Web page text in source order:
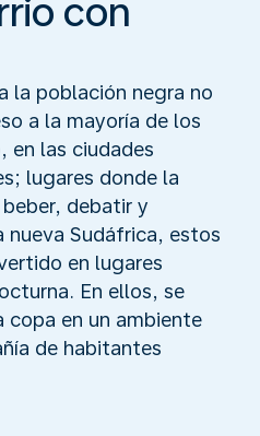
con
la población negra no
a la mayoría de los
en las ciudades
lugares donde la
debatir y
nueva Sudáfrica, estos
en lugares
En ellos, se
copa en un ambiente
de habitantes